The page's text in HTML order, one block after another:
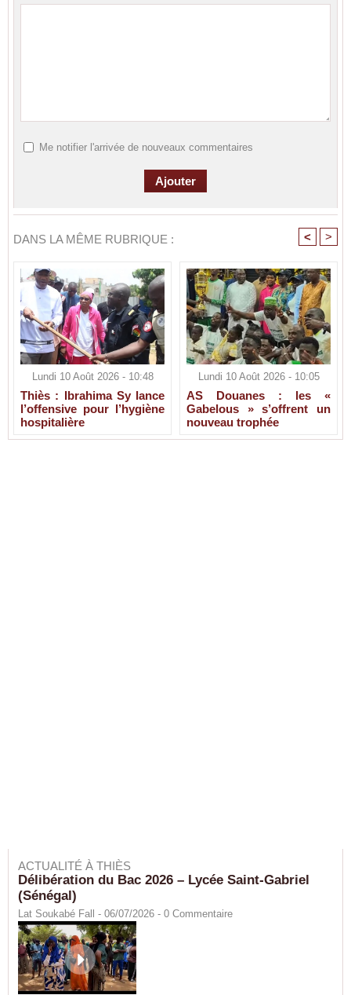
Me notifier l'arrivée de nouveaux commentaires
DANS LA MÊME RUBRIQUE : < >
Lundi 10 Août 2026 - 10:48
Thiès : Ibrahima Sy lance
l’offensive pour l’hygiène
hospitalière
Lundi 10 Août 2026 - 10:05
AS Douanes : les «
Gabelous » s’offrent un
nouveau trophée
ACTUALITÉ À THIÈS
Délibération du Bac 2026 – Lycée Saint-Gabriel
(Sénégal)
Lat Soukabé Fall - 06/07/2026 - 0 Commentaire